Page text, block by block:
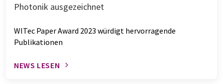
Photonik ausgezeichnet
WITec Paper Award 2023 würdigt hervorragende
Publikationen
NEWS LESEN